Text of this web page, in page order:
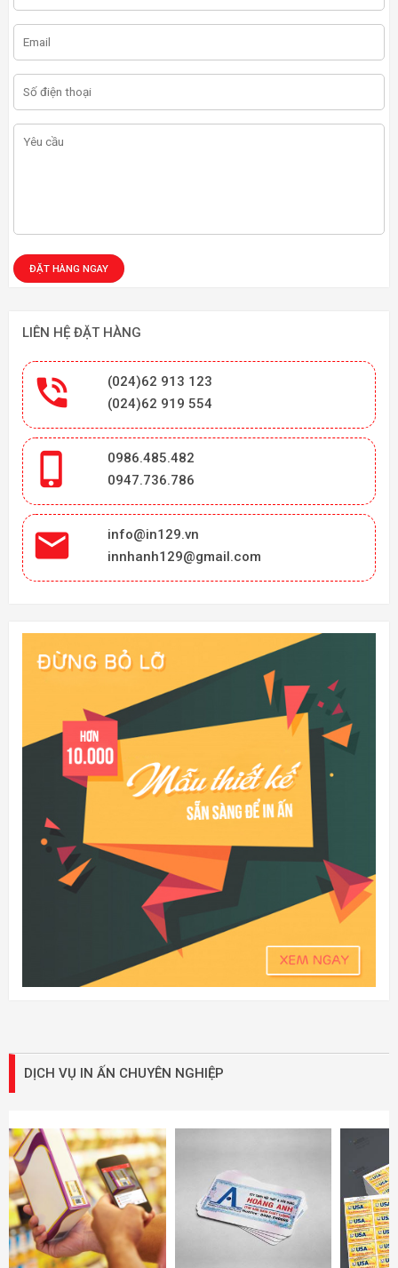
LIÊN HỆ ĐẶT HÀNG

(024)62 913 123
(024)62 919 554

0986.485.482
0947.736.786

info@in129.vn
innhanh129@gmail.com
DỊCH VỤ IN ẤN CHUYÊN NGHIỆP